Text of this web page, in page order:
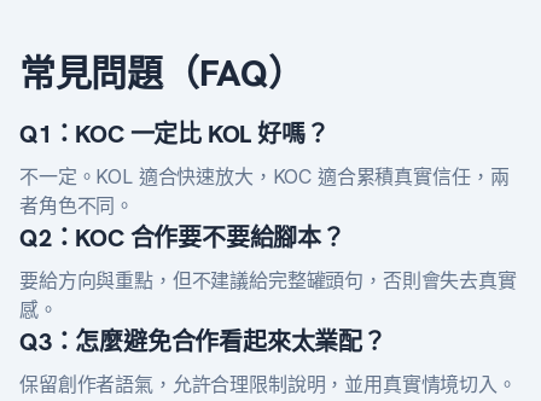
常見問題（FAQ）
Q1：KOC 一定比 KOL 好嗎？
不一定。KOL 適合快速放大，KOC 適合累積真實信任，兩
者角色不同。
Q2：KOC 合作要不要給腳本？
要給方向與重點，但不建議給完整罐頭句，否則會失去真實
感。
Q3：怎麼避免合作看起來太業配？
保留創作者語氣，允許合理限制說明，並用真實情境切入。